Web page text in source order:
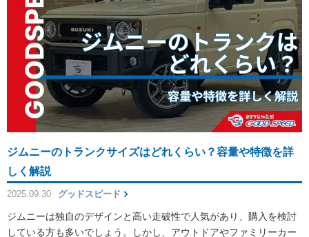
ジムニーのトランクサイズはどれくらい？容量や特徴を詳
しく解説
2025.09.30 グッドスピード
ジムニーは独自のデザインと高い走破性で人気があり、購入を検討
している方も多いでしょう。しかし、アウトドアやファミリーカー